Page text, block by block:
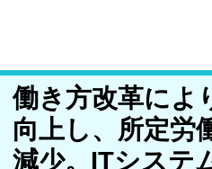
働き方改革によ
向上し、所定労
減少。ITシステ